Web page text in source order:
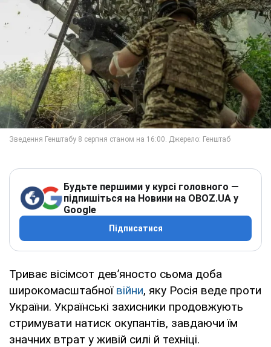
Будьте першими у курсі головного —
підпишіться на Новини на OBOZ.UA у
Google
Підписатися
Триває вісімсот дев’яносто сьома доба
широкомасштабної війни, яку Росія веде проти
України. Українські захисники продовжують
стримувати натиск окупантів, завдаючи їм
значних втрат у живій силі й техніці.